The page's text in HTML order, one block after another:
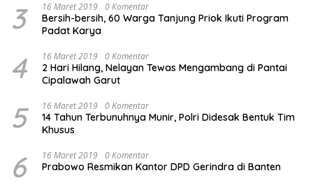
3 16 Maret 2019 0 Komentar
Bersih-bersih, 60 Warga Tanjung Priok Ikuti Program
Padat Karya
4 16 Maret 2019 0 Komentar
2 Hari Hilang, Nelayan Tewas Mengambang di Pantai
Cipalawah Garut
5 16 Maret 2019 0 Komentar
14 Tahun Terbunuhnya Munir, Polri Didesak Bentuk Tim
Khusus
6 16 Maret 2019 0 Komentar
Prabowo Resmikan Kantor DPD Gerindra di Banten